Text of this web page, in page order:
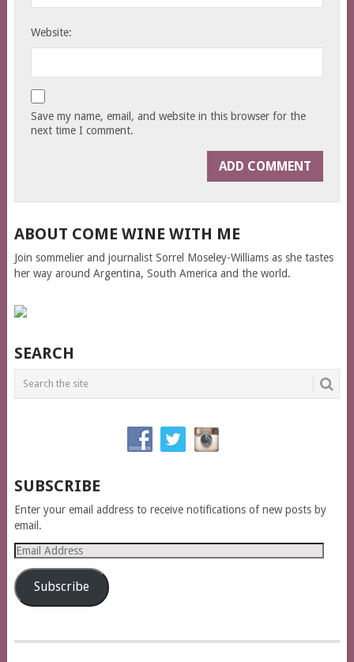
Website:
Save my name, email, and website in this browser for the
next time I comment.
ABOUT COME WINE WITH ME
Join sommelier and journalist Sorrel Moseley-Williams as she tastes
her way around Argentina, South America and the world.
SEARCH
SUBSCRIBE
Enter your email address to receive notifications of new posts by
email.
Email
Address
Subscribe